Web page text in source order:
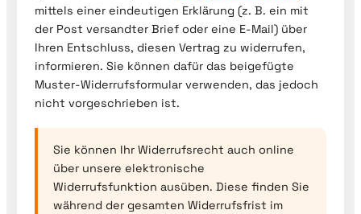
mittels einer eindeutigen Erklärung (z. B. ein mit
der Post versandter Brief oder eine E-Mail) über
Ihren Entschluss, diesen Vertrag zu widerrufen,
informieren. Sie können dafür das beigefügte
Muster-Widerrufsformular verwenden, das jedoch
nicht vorgeschrieben ist.
Sie können Ihr Widerrufsrecht auch online
über unsere elektronische
Widerrufsfunktion ausüben. Diese finden Sie
während der gesamten Widerrufsfrist im